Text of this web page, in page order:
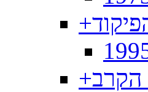
+
+הקרב